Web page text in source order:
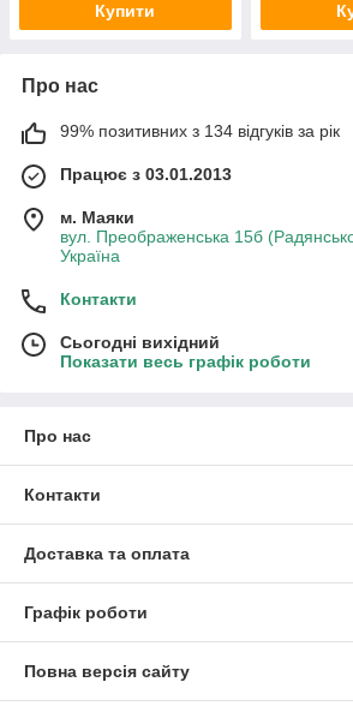
Купити
Про нас
99% позитивних з 134 відгуків за рік
Працює з 03.01.2013
м. Маяки
вул. Преображенська 15б
Україна
Контакти
Сьогодні вихідний
Показати весь графік роботи
Про нас
Контакти
Доставка та оплата
Графік роботи
Повна версія сайту